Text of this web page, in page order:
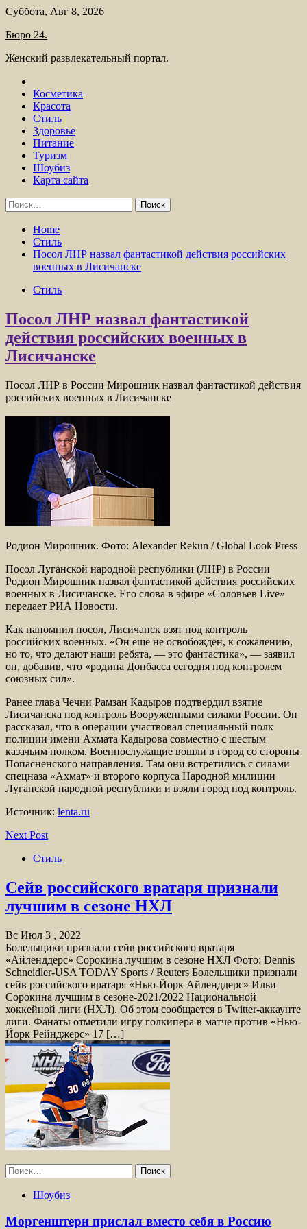
Skip
content
Суббота, Авг 8, 2026
Бюро 24.
Женский развлекательный портал.
Косметика
Красота
Стиль
Здоровье
Питание
Туризм
Шоубиз
Карта сайта
Найти:
Home
Стиль
Посол ЛНР назвал фантастикой действия российских
военных в Лисичанске
Стиль
Посол ЛНР назвал фантастикой
действия российских военных в
Лисичанске
Посол ЛНР в России Мирошник назвал фантастикой действия
российских военных в Лисичанске
Родион Мирошник. Фото: Alexander Rekun / Global Look Press
Посол Луганской народной республики (ЛНР) в России
Родион Мирошник назвал фантастикой действия российских
военных в Лисичанске. Его слова в эфире «Соловьев Live»
передает РИА Новости.
Как напомнил посол, Лисичанск взят под контроль
российских военных. «Он еще не освобожден, к сожалению,
но то, что делают наши ребята, — это фантастика», — заявил
он, добавив, что «родина Донбасса сегодня под контролем
союзных сил».
Ранее глава Чечни Рамзан Кадыров подтвердил взятие
Лисичанска под контроль Вооруженными силами России. Он
рассказал, что в операции участвовал специальный полк
полиции имени Ахмата Кадырова совместно с шестым
казачьим полком. Военнослужащие вошли в город со стороны
Попасненского направления. Там они встретились с силами
спецназа «Ахмат» и второго корпуса Народной милиции
Луганской народной республики и взяли город под контроль.
Источник: lenta.ru
Next Post
Стиль
Сейв российского вратаря признали
лучшим в сезоне НХЛ
Вс Июл 3 , 2022
Болельщики признали сейв российского вратаря
«Айленддерс» Сорокина лучшим в сезоне НХЛ Фото: Dennis
Schneidler-USA TODAY Sports / Reuters Болельщики признали
сейв российского вратаря «Нью-Йорк Айленддерс» Ильи
Сорокина лучшим в сезоне-2021/2022 Национальной
хоккейной лиги (НХЛ). Об этом сообщается в Twitter-аккаунте
лиги. Фанаты отметили игру голкипера в матче против «Нью-
Йорк Рейнджерс» 17 […]
Найти:
Шоубиз
Моргенштерн прислал вместо себя в Россию